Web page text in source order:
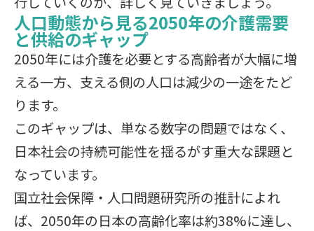
人口動態から見る2050年の介護需要
と供給のギャップ
2050年には介護を必要とする高齢者が大幅に増
える一方、支える側の人口は減少の一途をたど
ります。
このギャップは、単なる数字の問題ではなく、
日本社会の持続可能性を揺るがす重大な課題と
なっています。
国立社会保障・人口問題研究所の推計によれ
ば、2050年の日本の高齢化率は約38%に達し、